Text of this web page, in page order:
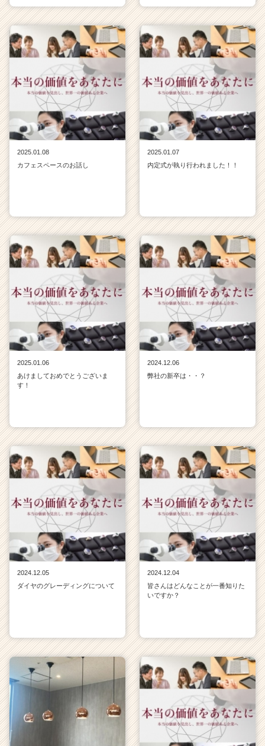
2025.01.08
カフェスペースのお話し
2025.01.07
内定式が執り行われました！！
2025.01.06
あけましておめでとうございま
す！
2024.12.06
弊社の新卒は・・？
2024.12.05
ダイヤのグレーディングについて
2024.12.04
皆さんはどんなことが一番知りた
いですか？